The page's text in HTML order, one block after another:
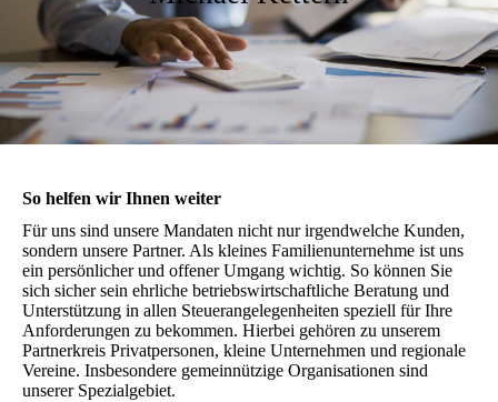
So helfen wir Ihnen weiter
Für uns sind unsere Mandaten nicht nur irgendwelche Kunden,
sondern unsere Partner. Als kleines Familienunternehme ist uns
ein persönlicher und offener Umgang wichtig. So können Sie
sich sicher sein ehrliche betriebswirtschaftliche Beratung und
Unterstützung in allen Steuerangelegenheiten speziell für Ihre
Anforderungen zu bekommen. Hierbei gehören zu unserem
Partnerkreis Privatpersonen, kleine Unternehmen und regionale
Vereine. Insbesondere gemeinnützige Organisationen sind
unserer Spezialgebiet.